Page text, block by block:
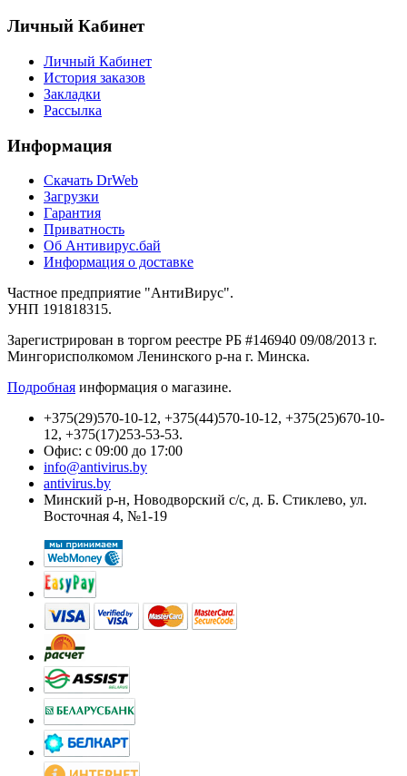
Личный Кабинет
Личный Кабинет
История заказов
Закладки
Рассылка
Информация
Cкачать DrWeb
Загрузки
Гарантия
Приватность
Об Антивирус.бай
Информация о доставке
Частное предприятие "АнтиВирус".
УНП 191818315.
Зарегистрирован в торгом реестре РБ #146940 09/08/2013 г.
Мингорисполкомом Ленинского р-на г. Минска.
Подробная информация о магазине.
+375(29)570-10-12, +375(44)570-10-12, +375(25)670-10-
12, +375(17)253-53-53.
Офис: с 09:00 до 17:00
info@antivirus.by
antivirus.by
Минский р-н, Новодворский с/с, д. Б. Стиклево, ул.
Восточная 4, №1-19